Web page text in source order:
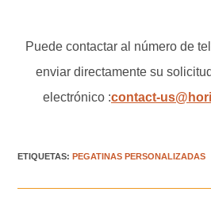
Puede contactar al número de
enviar directamente su
electrónico :contact-
ETIQUETAS:PEGATINAS PERSONALIZADAS